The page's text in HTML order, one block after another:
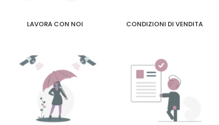
LAVORA CON NOI CONDIZIONI DI VENDITA